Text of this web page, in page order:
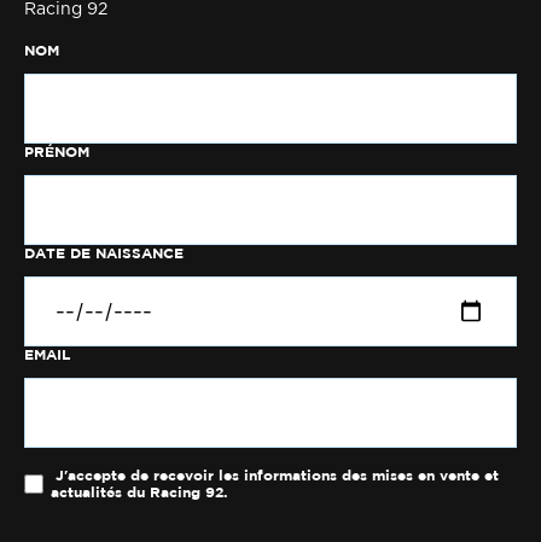
Racing 92
NOM
PRÉNOM
DATE DE NAISSANCE
EMAIL
J'accepte de recevoir les informations des mises en vente et
actualités du Racing 92.